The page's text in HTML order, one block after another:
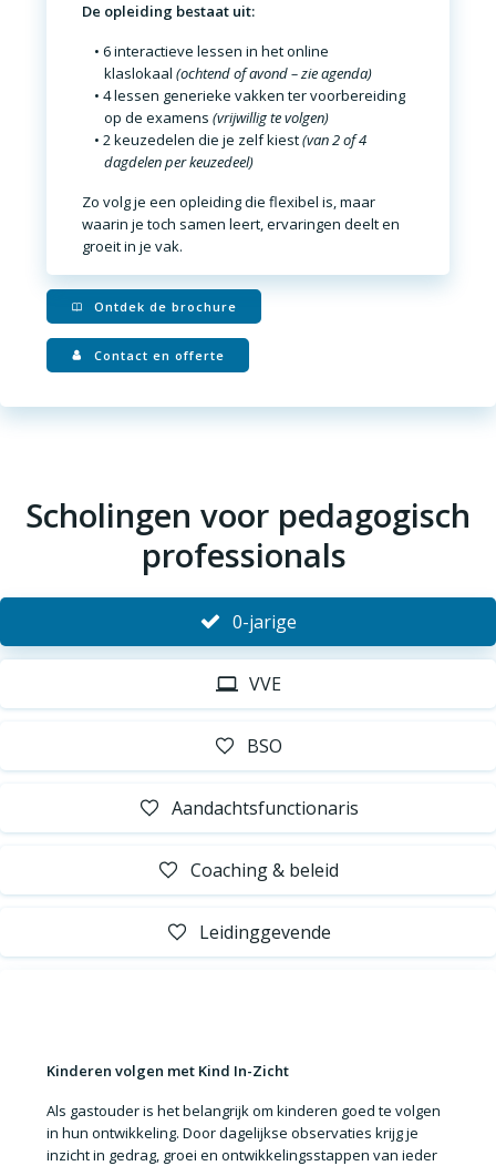
De opleiding bestaat uit:
6 interactieve lessen in het online
klaslokaal (ochtend of avond – zie agenda)
4 lessen generieke vakken ter voorbereiding
op de examens (vrijwillig te volgen)
2 keuzedelen die je zelf kiest(van 2 of 4
dagdelen per keuzedeel)
Zo volg je een opleiding die flexibel is, maar
waarin je toch samen leert, ervaringen deelt en
groeit in je vak.
Ontdek de brochure
Contact en offerte
Scholingen voor pedagogisch
professionals
0-jarige
VVE
BSO
Aandachtsfunctionaris
Coaching & beleid
Leidinggevende
Kinderen volgen met Kind In-Zicht
Als gastouder is het belangrijk om kinderen goed te volgen
in hun ontwikkeling. Door dagelijkse observaties krijg je
inzicht in gedrag, groei en ontwikkelingsstappen van ieder